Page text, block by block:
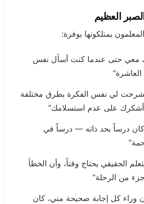
العظيم
يمتلكونها بوفرة:
معي حتى عندما كنت أسأل نفس
لي نفس الفكرة بطرق مختلفة
أشكرك على عدم استسلامك"
درساً بحد ذاته — درساً في
الحقيقي يحتاج وقتاً، وأن الخطأ
من الرحلة"
وراء كل إجابة صحيحة مني، كان